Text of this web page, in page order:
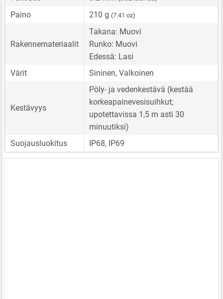
Paino 210 g (7.41 oz)
Rakennemateriaalit
Takana: Muovi
Runko: Muovi
Edessä: Lasi
Värit
Sininen, Valkoinen
Kestävyys
Pöly- ja vedenkestävä (kestää
korkeapainevesisuihkut;
upotettavissa 1,5 m asti 30
minuutiksi)
Suojausluokitus
IP68, IP69